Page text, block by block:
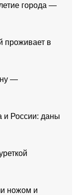
города —
проживает в
—
и России: даны
ножом и